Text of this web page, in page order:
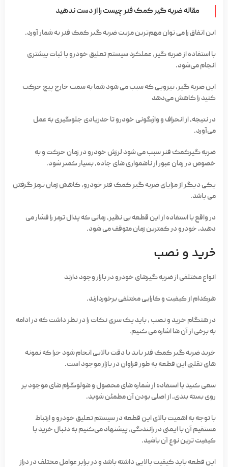
مقاله ضربه گیر کمک فنر چیست را از دست ندهید
این اتفاق را می توان مهم‌ترین مزیت ضربه گیر کمک فنر به شمار آورد.
با استفاده از ضربه گیر، عملکرد سیستم تعلیق خودرو با ثبات بیشتری
انجام می‌شود.
این ضربه گیر، نیرویی که سبب می شود شما به سمت خارج پیچ حرکت
کنید را کاهش می‌دهد
در نتیجه، از انحراف و واژگونی خودرو تا حدزیادی جلوگیری به عمل
می‌آورد.
ضربه گیرکمک فنر سبب می شود لرزش خودرو در زمان حرکت و به
خصوص در زمان عبور از ناهمواری های جاده، بسیار کمتر شود.
یکی دیگر از مزایای ضربه گیر کمک فنر خودرو، کاهش زمان ترمز گرفتن
می باشد.
در واقع با استفاده از این قطعه بی نظیر، زمانی که پدال ترمز را فشار می
دهید، خودرو در کمترین زمان متوقف می شود.
خرید و نصب
انواع مختلفی از ضربه گیرهای خودرو در بازار وجود دارند
هرکدام از کیفیت و کارایی مختلفی برخوردارند.
در هنگام خرید و نصب ، باید یک سری نکات را در نظر داشت که در ادامه
به برخی از آن ها اشاره می کنیم.
خرید ضربه گیر کمک فنر باید با دقت بالایی انجام شود چرا که نمونه
های تقلبی این قطعه به طور فراوان در بازار موجود است.
سعی کنید با استفاده از شماره های محصول و هولوگرام های موجود بر
روی بسته بندی، از اصلی بودن آن مطمئن شوید.
با توجه به اهمیت بالای این قطعه در سیستم تعلیق خودرو و ارتباط
مستقیم آن با ایمنی در رانندگی، پیشنهاد می‌کنیم به دنبال خرید با
کیفیت‌ ترین نوع آن باشید.
این قطعه باید کیفیت بالایی داشته باشد و در برابر عوامل مختلف در دراز